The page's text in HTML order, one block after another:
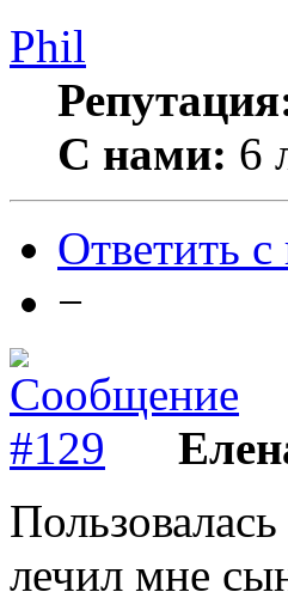
Phil
С нами: 6
Ответить с
−
лечил мне